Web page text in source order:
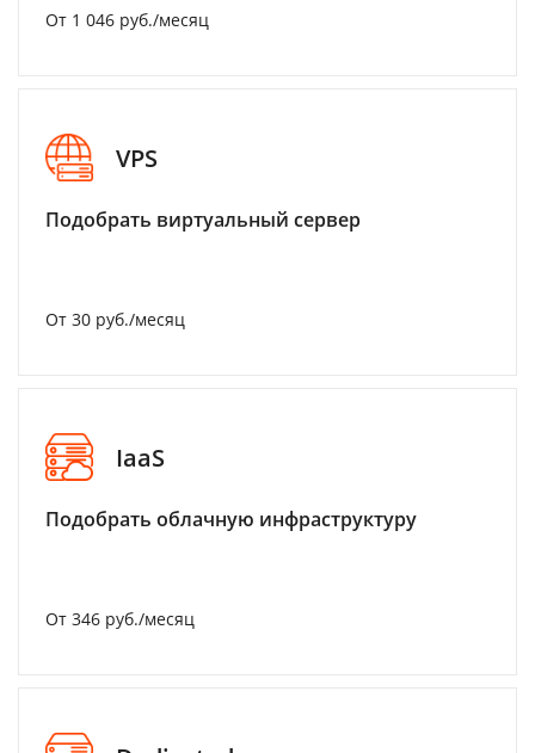
От 1 046 руб./месяц
VPS
Подобрать виртуальный сервер
От 30 руб./месяц
IaaS
Подобрать облачную инфраструктуру
От 346 руб./месяц